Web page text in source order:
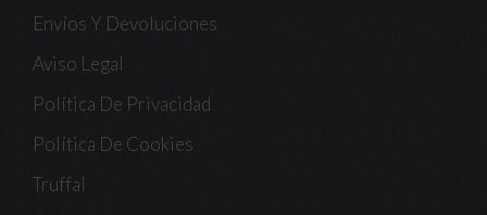
Envíos Y Devoluciones
Aviso Legal
Política De Privacidad
Política De Cookies
Truffal